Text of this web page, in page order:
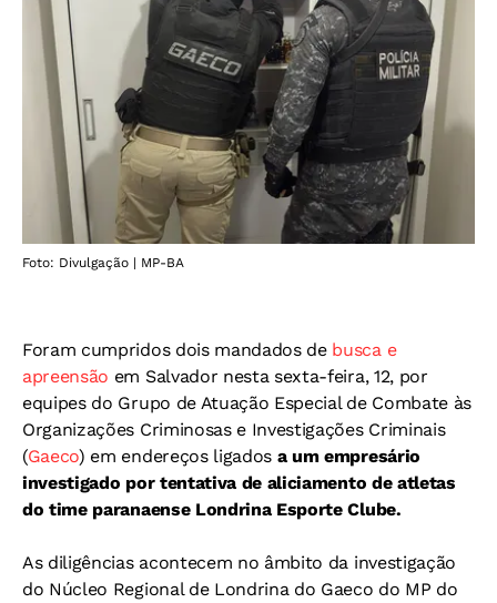
Foto: Divulgação | MP-BA
Foram cumpridos dois mandados de busca e
apreensão em Salvador nesta sexta-feira, 12, por
equipes do Grupo de Atuação Especial de Combate às
Organizações Criminosas e Investigações Criminais
(Gaeco) em endereços ligados a um empresário
investigado por tentativa de aliciamento de atletas
do time paranaense Londrina Esporte Clube.
As diligências acontecem no âmbito da investigação
do Núcleo Regional de Londrina do Gaeco do MP do